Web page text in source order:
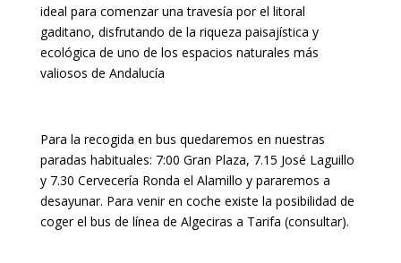
ideal para comenzar una travesía por el litoral
gaditano, disfrutando de la riqueza paisajística y
ecológica de uno de los espacios naturales más
valiosos de Andalucía
Para la recogida en bus quedaremos en nuestras
paradas habituales: 7:00 Gran Plaza, 7.15 José Laguillo
y 7.30 Cervecería Ronda el Alamillo y pararemos a
desayunar. Para venir en coche existe la posibilidad de
coger el bus de línea de Algeciras a Tarifa (consultar).